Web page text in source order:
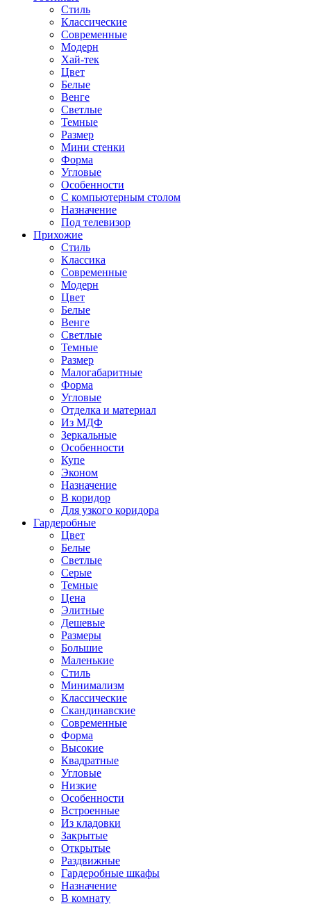
Стиль
Классические
Современные
Модерн
Хай-тек
Цвет
Белые
Венге
Светлые
Темные
Размер
Мини стенки
Форма
Угловые
Особенности
С компьютерным столом
Назначение
Под телевизор
Прихожие
Стиль
Классика
Современные
Модерн
Цвет
Белые
Венге
Светлые
Темные
Размер
Малогабаритные
Форма
Угловые
Отделка и материал
Из МДФ
Зеркальные
Особенности
Купе
Эконом
Назначение
В коридор
Для узкого коридора
Гардеробные
Цвет
Белые
Светлые
Серые
Темные
Цена
Элитные
Дешевые
Размеры
Большие
Маленькие
Стиль
Минимализм
Классические
Скандинавские
Современные
Форма
Высокие
Квадратные
Угловые
Низкие
Особенности
Встроенные
Из кладовки
Закрытые
Открытые
Раздвижные
Гардеробные шкафы
Назначение
В комнату